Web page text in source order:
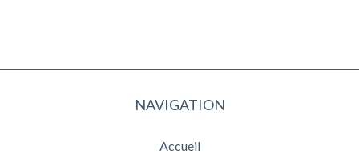
NAVIGATION
Accueil